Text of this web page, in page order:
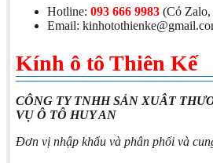
Hotline: 093 666 9983 (Có
Email:
Kính ô tô Thiên Kế
CÔNG TY TNHH SẢN XUÂT
VỤ Ô TÔ HUY AN
Đơn vị nhập khẩu và phân phối và